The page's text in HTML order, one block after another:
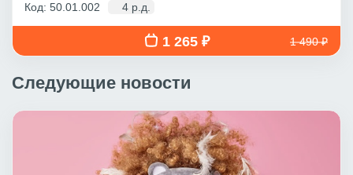
Код: 50.01.002
4 р.д.
1 265 ₽ 1 490 ₽
Следующие новости